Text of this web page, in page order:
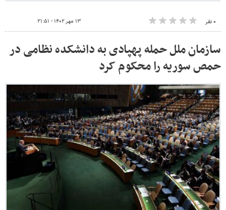
۰ نفر ۱۳ مهر ۱۴۰۲ - ۲۱:۵۱
سازمان ملل حمله پهپادی به دانشکده نظامی در
حمص سوریه را محکوم کرد